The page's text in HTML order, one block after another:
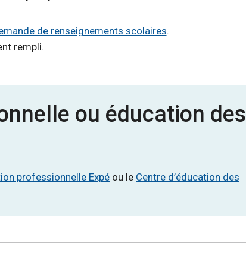
de renseignements scolaires.
rempli.
ou éducation des
professionnelle Expé ou le Centre d’éducation des